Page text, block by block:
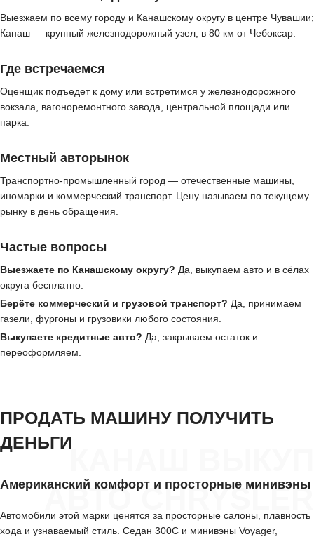
Выезжаем по всему городу и Канашскому округу в центре Чувашии;
Канаш — крупный железнодорожный узел, в 80 км от Чебоксар.
Где встречаемся
Оценщик подъедет к дому или встретимся у железнодорожного
вокзала, вагоноремонтного завода, центральной площади или
парка.
Местный авторынок
Транспортно-промышленный город — отечественные машины,
иномарки и коммерческий транспорт. Цену называем по текущему
рынку в день обращения.
Частые вопросы
Выезжаете по Канашскому округу? Да, выкупаем авто и в сёлах
округа бесплатно.
Берёте коммерческий и грузовой транспорт? Да, принимаем
газели, фургоны и грузовики любого состояния.
Выкупаете кредитные авто? Да, закрываем остаток и
переоформляем.
КАНАШ ВЫКУП
АВТО CHRYSLER
ПРОДАТЬ МАШИНУ ПОЛУЧИТЬ
ДЕНЬГИ
Американский комфорт и просторные минивэны
Автомобили этой марки ценятся за просторные салоны, плавность
хода и узнаваемый стиль. Седан 300C и минивэны Voyager,